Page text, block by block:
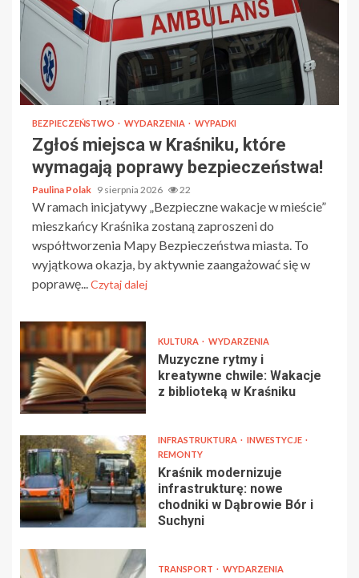
BEZPIECZEŃSTWO WYDARZENIA WYPADKI
Zgłoś miejsca w Kraśniku, które
wymagają poprawy bezpieczeństwa!
Paulina Polak 9 sierpnia 2026 22
W ramach inicjatywy „Bezpieczne wakacje w mieście”
mieszkańcy Kraśnika zostaną zaproszeni do
współtworzenia Mapy Bezpieczeństwa miasta. To
wyjątkowa okazja, by aktywnie zaangażować się w
poprawę...Czytaj dalej
KULTURA WYDARZENIA
Muzyczne rytmy i
kreatywne chwile: Wakacje
z biblioteką w Kraśniku
INFRASTRUKTURA
INWESTYCJE
REMONTY
Kraśnik modernizuje
infrastrukturę: nowe
chodniki w Dąbrowie Bór i
Suchyni
TRANSPORT WYDARZENIA